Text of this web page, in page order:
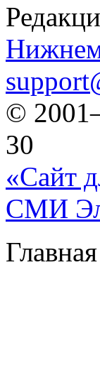
©
30
«Сайт
СМИ Эл